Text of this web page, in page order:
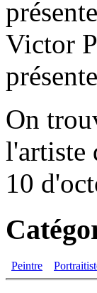
Victor
On
l'artiste
10
Peintre